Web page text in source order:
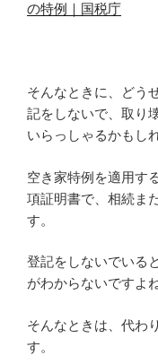
の特例｜国税庁
そんなときに、どう
記をしないで、取り
いらっしゃるかもし
空き家特例を適用す
項証明書で、相続ま
す。
登記をしないでいる
がわからないですよね
そんなときは、代わ
す。